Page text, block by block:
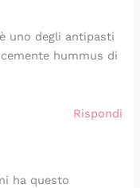
uno degli antipasti
hummus di
Rispondi
ha questo